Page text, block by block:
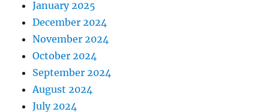
January 2025
December 2024
November 2024
October 2024
September 2024
August 2024
July 2024